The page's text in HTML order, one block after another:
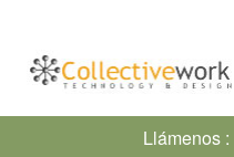
Llámenos :